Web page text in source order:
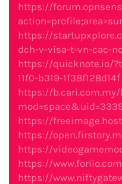
https://
https://
dch-v-visa-t-vn-cac-
https://quicknote.io/
11f0-b319-1f38f128d14f
https://b.cari.com.my/
https://
https://
https://
https://
https://